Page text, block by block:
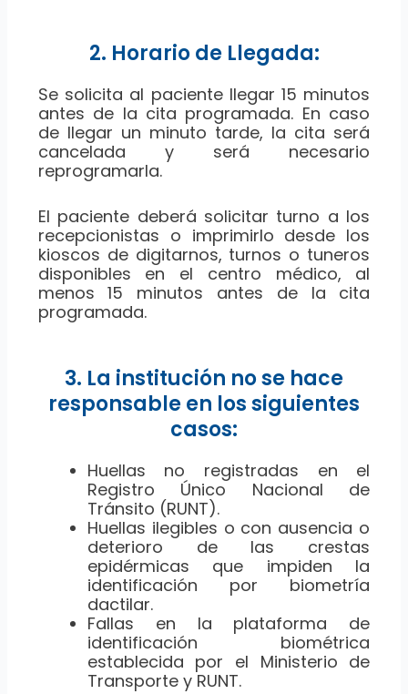
2. Horario de Llegada:
Se solicita al paciente llegar 15 minutos
antes de la cita programada. En caso
de llegar un minuto tarde, la cita será
cancelada y será necesario
reprogramarla.
El paciente deberá solicitar turno a los
recepcionistas o imprimirlo desde los
kioscos de digitarnos, turnos o tuneros
disponibles en el centro médico, al
menos 15 minutos antes de la cita
programada.
3. La institución no se hace
responsable en los siguientes
casos:
Huellas no registradas en el
Registro Único Nacional de
Tránsito (RUNT).
Huellas ilegibles o con ausencia o
deterioro de las crestas
epidérmicas que impiden la
identificación por biometría
dactilar.
Fallas en la plataforma de
identificación biométrica
establecida por el Ministerio de
Transporte y RUNT.